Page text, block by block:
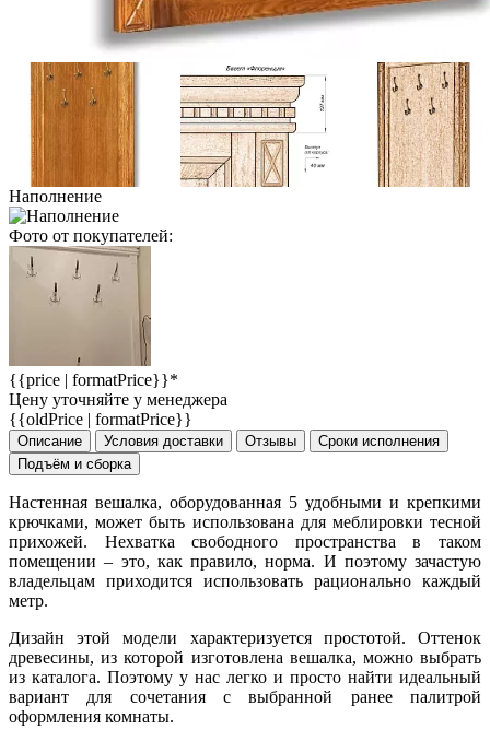
Наполнение
Фото от покупателей:
{{price | formatPrice}}*
Цену уточняйте у менеджера
{{oldPrice | formatPrice}}
Описание Условия доставки Отзывы
Сроки исполнения
Подъём и сборка
Настенная вешалка, оборудованная 5 удобными и крепкими
крючками, может быть использована для меблировки тесной
прихожей. Нехватка свободного пространства в таком
помещении – это, как правило, норма. И поэтому зачастую
владельцам приходится использовать рационально каждый
метр.
Дизайн этой модели характеризуется простотой. Оттенок
древесины, из которой изготовлена вешалка, можно выбрать
из каталога. Поэтому у нас легко и просто найти идеальный
вариант для сочетания с выбранной ранее палитрой
оформления комнаты.